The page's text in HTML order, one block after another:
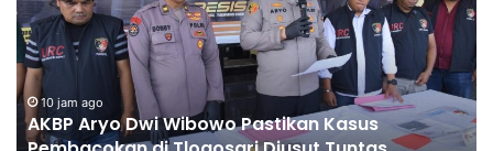
Raya
Perkuat
SDM
Polri
Lewat
Pusat10 jam ago